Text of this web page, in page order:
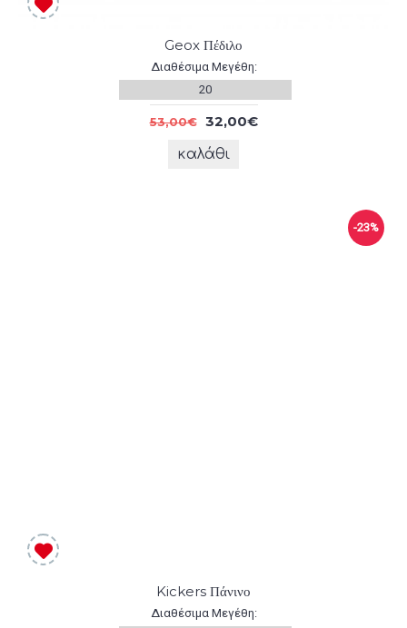
Geox Πέδιλο
Διαθέσιμα Μεγέθη:
20
53,00€ 32,00€
καλάθι
-23%
Kickers Πάνινο
Διαθέσιμα Μεγέθη: